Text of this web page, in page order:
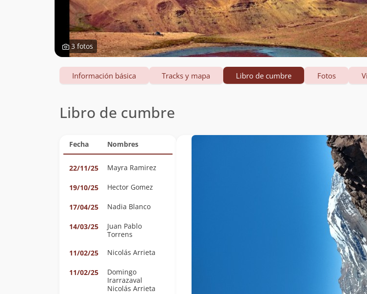
3 fotos
Información básica Tracks y mapa Libro de cumbre Fotos
Libro de cumbre
Fecha Nombres
22/11/25 Mayra Ramirez
19/10/25 Hector Gomez
17/04/25 Nadia Blanco
14/03/25
Juan Pablo
Torrens
11/02/25
Nicolás Arrieta
11/02/25
Domingo
Irarrazaval
Nicolás Arrieta